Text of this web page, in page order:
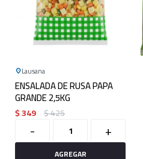
Lausana
ENSALADA DE RUSA PAPA
GRANDE 2,5KG
$349 $425
- +